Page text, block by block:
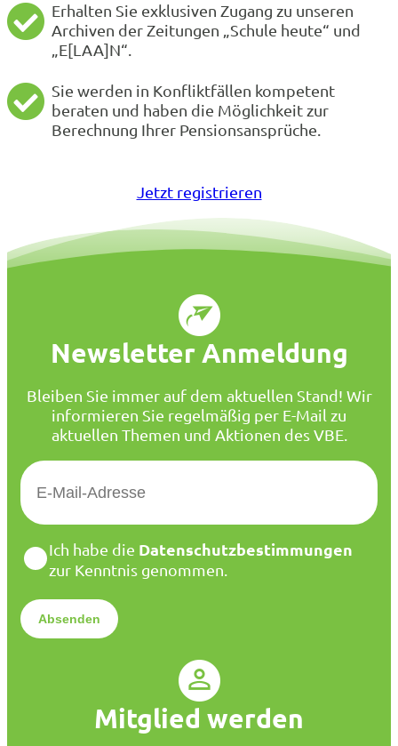
Erhalten Sie exklusiven Zugang zu unseren
Archiven der Zeitungen „Schule heute“ und
„E[LAA]N“.
Sie werden in Konfliktfällen kompetent
beraten und haben die Möglichkeit zur
Berechnung Ihrer Pensionsansprüche.
Jetzt registrieren
Newsletter Anmeldung
Bleiben Sie immer auf dem aktuellen Stand! Wir
informieren Sie regelmäßig per E-Mail zu
aktuellen Themen und Aktionen des VBE.
E
M
*
D
a
e
n
Ich habe die Datenschutzbestimmungen
zur Kenntnis genommen.
Mitglied werden